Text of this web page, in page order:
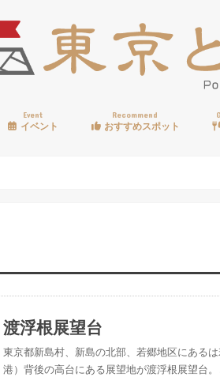
Event
イベント
Recommend
おすすめスポット
渡浮根展望台
東京都新島村、新島の北部、若郷地区にある
港）背後の高台にある展望地が渡浮根展望台